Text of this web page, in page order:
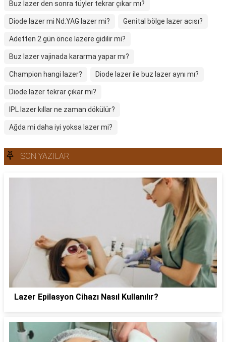
Buz lazer den sonra tüyler tekrar çıkar mı?
Diode lazer mi Nd:YAG lazer mi? Genital bölge lazer acısı?
Adetten 2 gün önce lazere gidilir mi?
Buz lazer vajinada kararma yapar mı?
Champion hangi lazer? Diode lazer ile buz lazer aynı mı?
Diode lazer tekrar çıkar mı?
IPL lazer kıllar ne zaman dökülür?
Ağda mi daha iyi yoksa lazer mi?
SON YAZILAR
Lazer Epilasyon Cihazı Nasıl Kullanılır?